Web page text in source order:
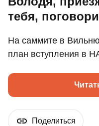
тебя,
На саммите в
план вступления в
Поделиться